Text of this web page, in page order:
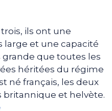
trois, ils ont une
et une capacité
que toutes les
héritées du régime
né français, les deux
britannique et helvète.